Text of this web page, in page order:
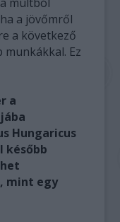
a jövőmről
a következő
Ez
a
Hungaricus
később
mint egy